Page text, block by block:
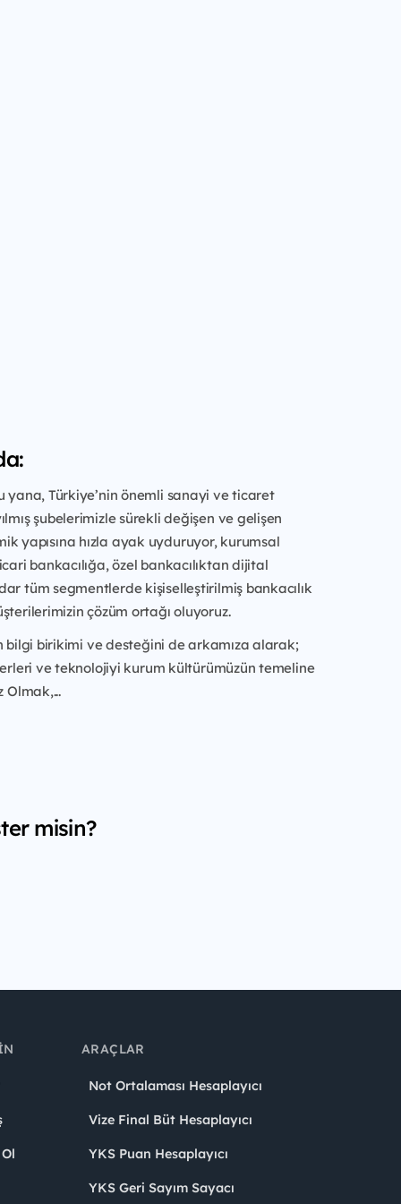
yana, Türkiye’nin önemli sanayi ve ticaret
şubelerimizle sürekli değişen ve gelişen
yapısına hızla ayak uyduruyor, kurumsal
bankacılığa, özel bankacılıktan dijital
tüm segmentlerde kişiselleştirilmiş bankacılık
çözüm ortağı oluyoruz.
bilgi birikimi ve desteğini de arkamıza alarak;
ve teknolojiyi kurum kültürümüzün temeline
Olmak,...
misin?
ARAÇLAR
Not Ortalaması Hesaplayıcı
Vize Final Büt Hesaplayıcı
YKS Puan Hesaplayıcı
YKS Geri Sayım Sayacı